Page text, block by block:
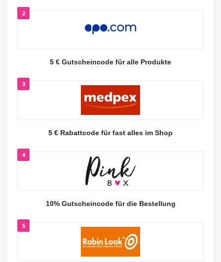
2
5 € Gutscheincode für alle Produkte
3
5 € Rabattcode für fast alles im Shop
4
10% Gutscheincode für die Bestellung
5